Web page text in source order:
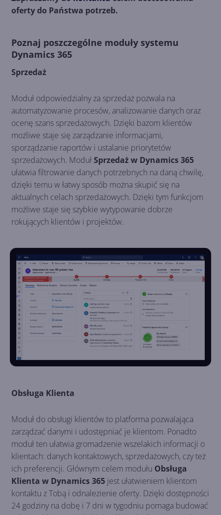
oferty do Państwa potrzeb.
Poznaj poszczególne moduły systemu
Dynamics 365
Sprzedaż
Moduł odpowiedzialny za sprzedaż pozwala na
automatyzowanie procesów, analizowanie danych oraz
ocenę szans sprzedażowych. Dzięki bazom klientów
możliwe staje się zarządzanie informacjami,
sporządzanie raportów i ustalanie priorytetów
sprzedażowych. ModułSprzedaż w Dynamics 365
ułatwia filtrowanie danych potrzebnych na daną chwilę,
dzięki temu w łatwy sposób można skupić się na
aktualnych celach sprzedażowych. Dzięki tym funkcjom
możliwe staje się szybkie wytypowanie dobrze
rokujących klientów i projektów.
Obsługa Klienta
Moduł do obsługi klientów to platforma pozwalająca
zarządzać danymi i udostępniać je klientom. Ponadto
moduł ten ułatwia gromadzenie wszelakich informacji o
klientach: danych kontaktowych, sprzedażowych, czy też
ich preferencji. Głównym celem modułu Obsługa
Klienta w Dynamics 365 jest ułatwieniem klientom
kontaktu z Tobą i odnalezienie oferty. Dzięki dostępności
24 godziny na dobę i 7 dni w tygodniu pomaga budować